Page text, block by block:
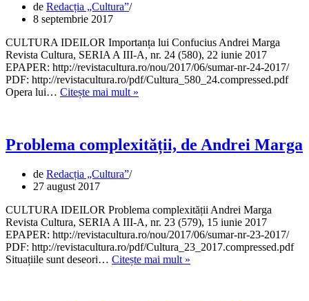
de Redacția „Cultura”
8 septembrie 2017
CULTURA IDEILOR Importanța lui Confucius Andrei Marga
Revista Cultura, SERIA A III-A, nr. 24 (580), 22 iunie 2017
EPAPER: http://revistacultura.ro/nou/2017/06/sumar-nr-24-2017/
PDF: http://revistacultura.ro/pdf/Cultura_580_24.compressed.pdf
Opera lui… Citește mai mult »
Andrei
Marga
Problema complexității, de Andrei Marga
de Redacția „Cultura”
27 august 2017
CULTURA IDEILOR Problema complexității Andrei Marga
Revista Cultura, SERIA A III-A, nr. 23 (579), 15 iunie 2017
EPAPER: http://revistacultura.ro/nou/2017/06/sumar-nr-23-2017/
PDF: http://revistacultura.ro/pdf/Cultura_23_2017.compressed.pdf
Situațiile sunt deseori… Citește mai mult »